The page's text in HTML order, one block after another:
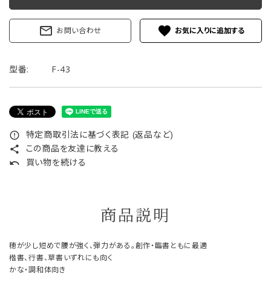
mail_outline お問い合わせ favorite
型番: F-43
error_outline 特定商取引法に基づく表記 (返品など)
share この商品を友達に教える
undo 買い物を続ける
商品説明
穂が少し短めで腰が強く、弾力がある。創作・臨書ともに最適
楷書、行書、草書いずれにも向く
かな・調和体向き